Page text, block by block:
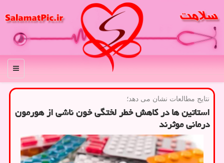
منو
نتایج مطالعات نشان می دهد؛
استاتین ها در کاهش خطر لختگی خون ناشی از هورمون
درمانی موثرند